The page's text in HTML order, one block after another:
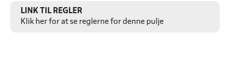
LINK TIL REGLER
Klik her for at se reglerne for denne pulje